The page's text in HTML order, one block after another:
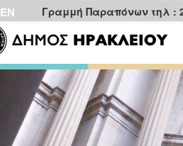
EN Γραμμή Παραπόνων τηλ :